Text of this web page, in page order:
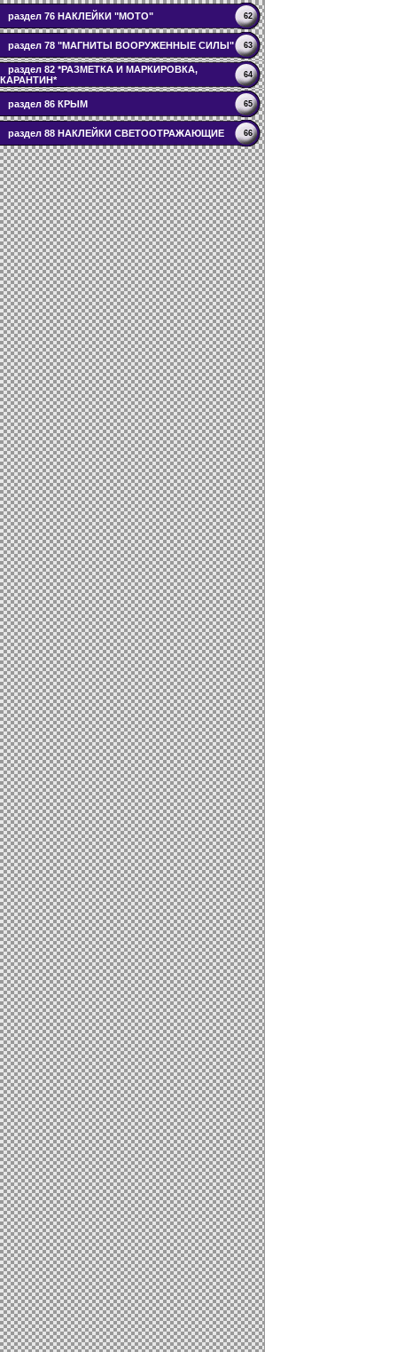
раздел 76 НАКЛЕЙКИ "МОТО" 62
раздел 78 "МАГНИТЫ ВООРУЖЕННЫЕ СИЛЫ" 63
раздел 82 *РАЗМЕТКА И МАРКИРОВКА,
КАРАНТИН*
64
раздел 86 КРЫМ 65
раздел 88 НАКЛЕЙКИ СВЕТООТРАЖАЮЩИЕ 66